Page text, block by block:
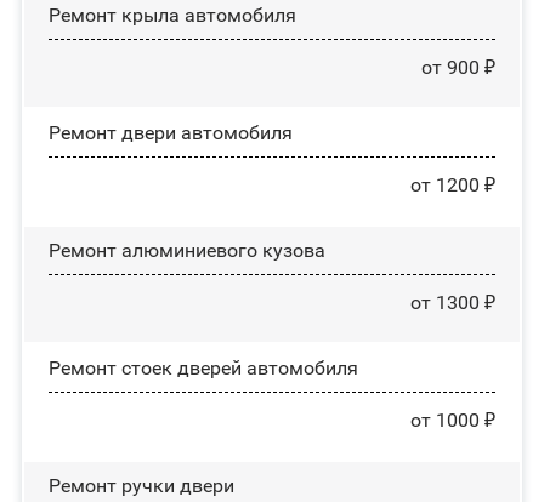
Ремонт крыла автомобиля
от 900 ₽
Ремонт двери автомобиля
от 1200 ₽
Ремонт алюминиевого кузова
от 1300 ₽
Ремонт стоек дверей автомобиля
от 1000 ₽
Ремонт ручки двери